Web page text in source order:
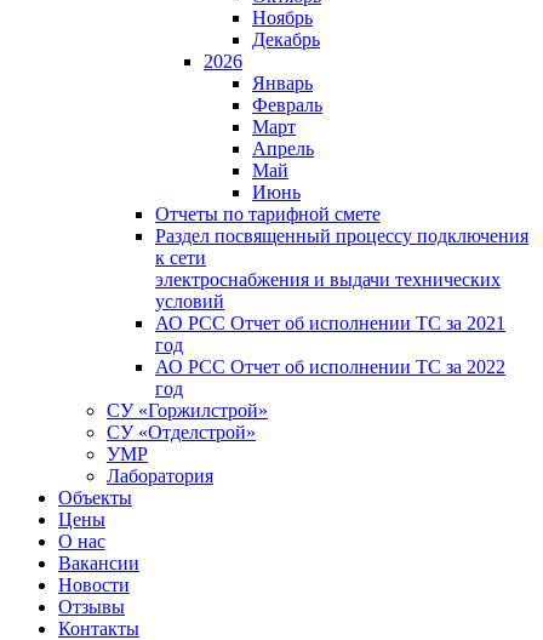
Ноябрь
Декабрь
2026
Январь
Февраль
Март
Апрель
Май
Июнь
Отчеты по тарифной смете
Раздел посвященный процессу подключения
к сети
электроснабжения и выдачи технических
условий
АО РСС Отчет об исполнении ТС за 2021
год
АО РСС Отчет об исполнении ТС за 2022
год
СУ «Горжилстрой»
СУ «Отделстрой»
УМР
Лаборатория
Объекты
Цены
О нас
Вакансии
Новости
Отзывы
Контакты